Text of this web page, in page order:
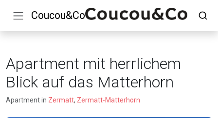
Coucou&Co
Apartment mit herrlichem
Blick auf das Matterhorn
Apartment in Zermatt, Zermatt-Matterhorn